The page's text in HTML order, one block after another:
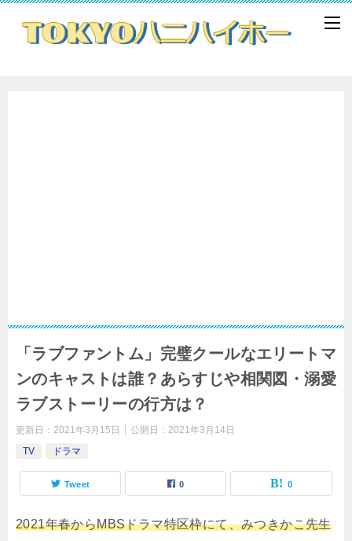
「ラブファントム」完璧クールなエリートマ
ンのキャストは誰？あらすじや相関図・溺愛
ラブストーリーの行方は？
更新日： 2021年3月15日 公開日： 2021年3月14日
TV
ドラマ
Tweet 0 0
2021年春からMBSドラマ特区枠にて、みつきかこ先生